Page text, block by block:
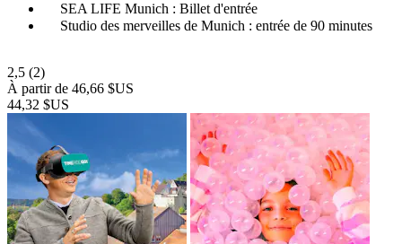
SEA LIFE Munich : Billet d'entrée
Studio des merveilles de Munich : entrée de 90 minutes
2,5 (2)
À partir de 46,66 $US
44,32 $US